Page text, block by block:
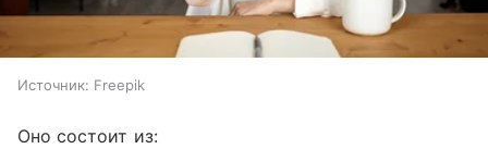
Источник: Freepik
Оно состоит из: